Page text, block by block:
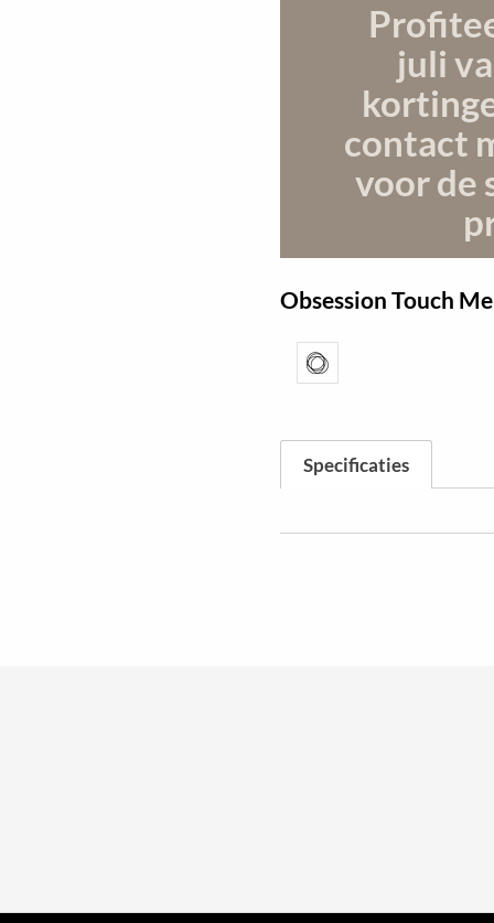
juli
contact
voor de
Obsession Touch Me
Specificaties